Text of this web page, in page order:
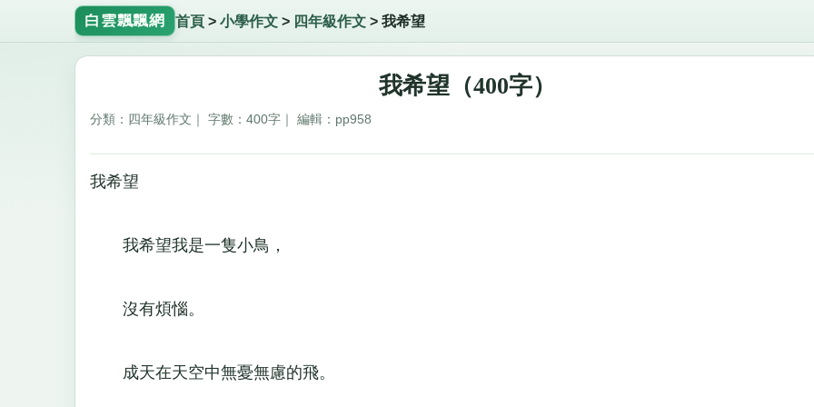
白雲飄飄網 首頁> 小學作文> 四年級作文> 我希望
我希望（400字）
分類：四年級作文｜ 字數：400字｜ 編輯：pp958
我希望
我希望我是一隻小鳥，
沒有煩惱。
成天在天空中無憂無慮的飛。